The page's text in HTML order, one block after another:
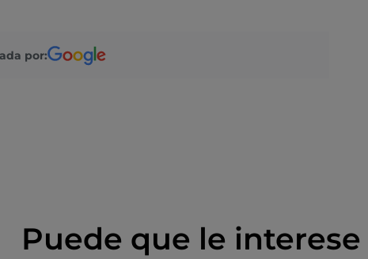
por:
Puede que le interese